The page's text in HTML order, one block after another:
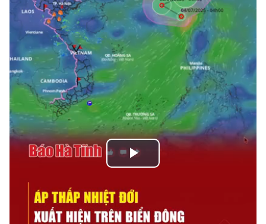
Play
Video